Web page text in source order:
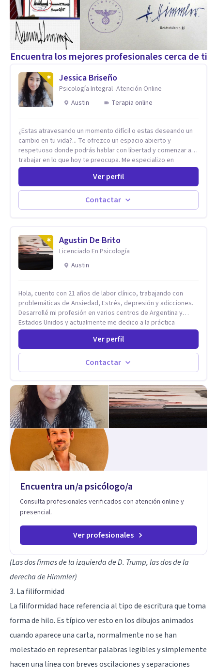
Encuentra los mejores profesionales cerca de ti
Jessica Briseño
Psicología Integral -Atención Online
Austin
Terapia online
¿Estas atravesando un momento difícil o estas deseando un
cambio en tu vida?... Te ofrezco un espacio abierto y
respetuoso donde podrás hablar con libertad y comenzar a
trabajar en lo que hoy te preocupa. Me especializo en
Trastornos de Ansiedad y a lo largo de mi experiencia
profesional he acompañado a muchas Familias y Parejas con
distintas problemáticas como el manejo del estrés,
Autoestima, Gestión de la Ira, Depresión, Retos en la Crianza,
Codependencia, Celos, entre otros. Cuento con más de 12
Adolescentes y Adultos
Ver perfil
Contactar
Agustin De Brito
Licenciado En Psicología
Austin
Hola, cuento con 21 años de labor clínico, trabajando con
problemáticas de Ansiedad, Estrés, depresión y adicciones.
Desarrollé mi profesión en varios centros de Argentina y
Estados Unidos y actualmente me dedico a la práctica
privada. Utilizo terapias cognitivas conductuales basadas en
evidencia científica con comprobados resultados. Los
objetivos terapéuticos están centrados en brindar
herramientas concretas para el cambio, que permitan
desarrollar nuevas habilidades y estrategias basadas en la
Ver perfil
Contactar
Encuentra un/a psicólogo/a
Consulta profesionales verificados con atención online y
presencial.
Ver profesionales
(Las dos firmas de la izquierda de D. Trump, las dos de la
derecha de Himmler)
3. La filiformidad
La filiformidad hace referencia al tipo de escritura que toma
forma de hilo. Es típico ver esto en los dibujos animados
cuando aparece una carta, normalmente no se han
molestado en representar palabras legibles y simplemente
hacen una línea con breves oscilaciones y separaciones